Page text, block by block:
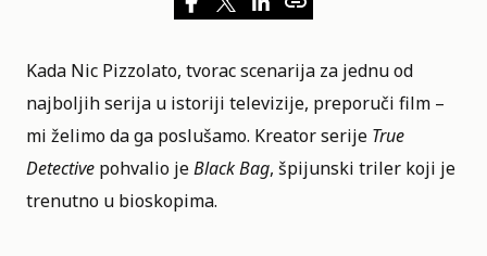
Kada Nic Pizzolato, tvorac scenarija za jednu od
najboljih serija u istoriji televizije, preporuči film –
mi želimo da ga poslušamo. Kreator serije True
Detective pohvalio jeBlack Bag, špijunski triler koji je
trenutno u bioskopima.